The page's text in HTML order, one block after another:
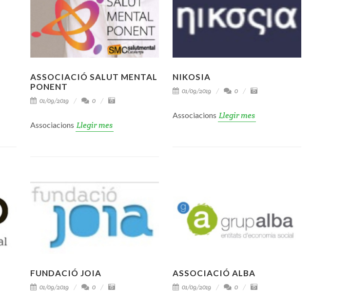
ASSOCIACIÓ SALUT MENTAL
PONENT
01/09/2019 0
Associacions Llegir mes
NIKOSIA
01/09/2019 0
Associacions Llegir mes
FUNDACIÓ JOIA
01/09/2019 0
ASSOCIACIÓ ALBA
01/09/2019 0